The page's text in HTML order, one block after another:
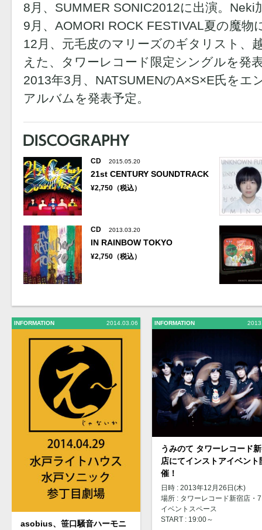
8月、SUMMER SONIC2012に出演。Neki
9月、AOMORI ROCK FESTIVAL夏の魔物
12月、元毛皮のマリーズのギタリスト、
えた、タワーレコード限定シングルを発
2013年3月、NATSUMENのA×S×E氏をエ
アルバムを発表予定。
CD 2015.05.20
21st CENTURY SOUNDTRACK
¥2,750（税込）
CD 2013.03.20
IN RAINBOW TOKYO
¥2,750（税込）
INFORMATION 2014.03.06
asobius、笹口騒音ハーモニ
INFORMATION
うみのて タワーレコード
店にてインストアイベント
催！
日時 : 2013年12月26日(木)
場所 : タワーレコード新宿店・
イベントスペース
START : 19:00～